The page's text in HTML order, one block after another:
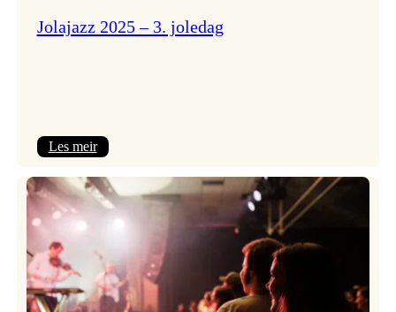
Jolajazz 2025 – 3. joledag
Les meir:
2025
–
joledag